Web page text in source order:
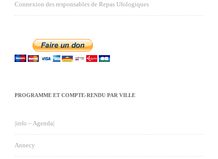
Connexion des responsables de Repas Ufologiques
PROGRAMME ET COMPTE-RENDU PAR VILLE
|info – Agenda|
Annecy